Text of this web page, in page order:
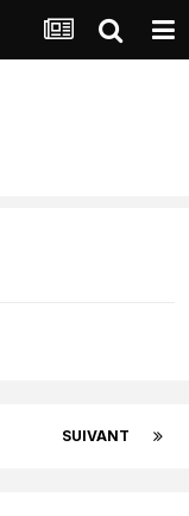
SUIVANT